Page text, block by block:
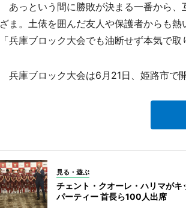
あっという間に勝敗が決まる一番から、
ざま。土俵を囲んだ友人や保護者からも
「兵庫ブロック大会でも油断せず本気で
兵庫ブロック大会は6月21日、姫路市で開
見る・遊ぶ
チェント・クオーレ・ハリマがキ
パーティー 首長ら100人出席